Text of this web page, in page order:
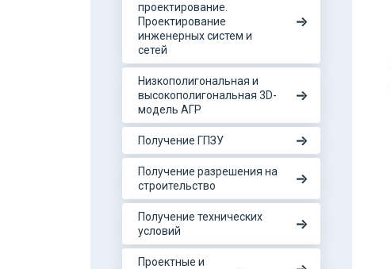
проектирование.
Проектирование
инженерных систем и
сетей
Низкополигональная и
высокополигональная 3D-
модель АГР
Получение ГПЗУ
Получение разрешения на
строительство
Получение технических
условий
Проектные и